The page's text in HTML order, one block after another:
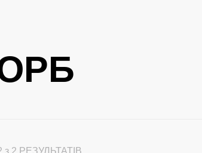
з 2 РЕЗУЛЬТАТІВ